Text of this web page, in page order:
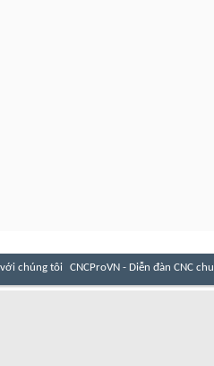
với chúng tôi CNCProVN - Diễn đàn CNC